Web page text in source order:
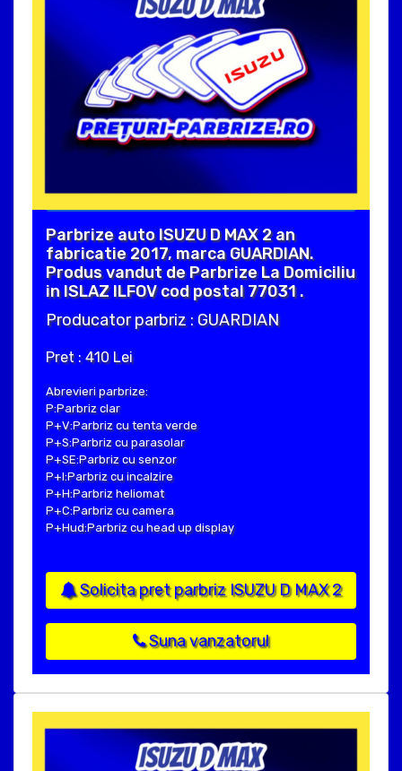
Parbrize auto ISUZU D MAX 2 an
fabricatie 2017, marca GUARDIAN.
Produs vandut de Parbrize La Domiciliu
in ISLAZ ILFOV cod postal 77031 .
Producator parbriz : GUARDIAN
Pret : 410 Lei
Abrevieri parbrize:
P:Parbriz clar
P+V:Parbriz cu tenta verde
P+S:Parbriz cu parasolar
P+SE:Parbriz cu senzor
P+I:Parbriz cu incalzire
P+H:Parbriz heliomat
P+C:Parbriz cu camera
P+Hud:Parbriz cu head up display
Solicita pret parbriz ISUZU D MAX 2
Suna vanzatorul